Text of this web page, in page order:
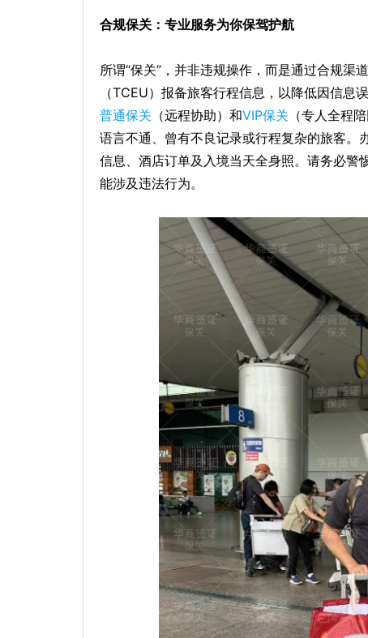
合规保关：专业服务为你保驾护航
所谓“保关”，并非违规操作，而是通过合规渠
（TCEU）报备旅客行程信息，以降低因信息
普通保关 （远程协助）和VIP保关 （专人全程
语言不通、曾有不良记录或行程复杂的旅客
信息、酒店订单及入境当天全身照。请务必警
能涉及违法行为。